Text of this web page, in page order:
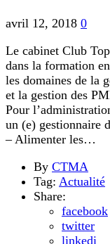
avril 12, 2018 0
Le cabinet Club
dans la formation
les domaines de la
et la gestion des
Pour
un (e) gestionnaire
– Alimenter les…
By CTMA
Tag: Actualité
Share:
facebook
twitter
linkedi